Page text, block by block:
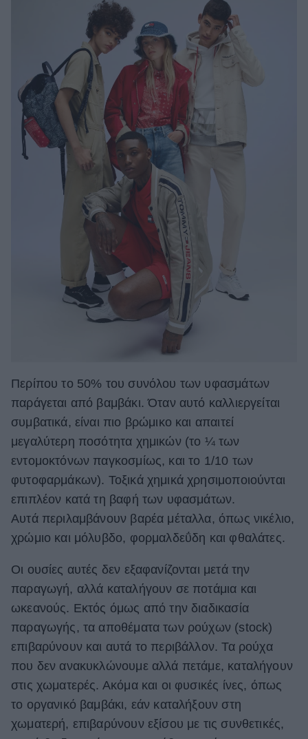
Περίπου το 50% του συνόλου των υφασμάτων
παράγεται από βαμβάκι. Όταν αυτό καλλιεργείται
συμβατικά, είναι πιο βρώμικο και απαιτεί
μεγαλύτερη ποσότητα χημικών (το ¼ των
εντομοκτόνων παγκοσμίως, και το 1/10 των
φυτοφαρμάκων). Τοξικά χημικά χρησιμοποιούνται
επιπλέον κατά τη βαφή των υφασμάτων.
Αυτά περιλαμβάνουν βαρέα μέταλλα, όπως νικέλιο,
χρώμιο και μόλυβδο, φορμαλδεΰδη και φθαλάτες.
Οι ουσίες αυτές δεν εξαφανίζονται μετά την
παραγωγή, αλλά καταλήγουν σε ποτάμια και
ωκεανούς. Εκτός όμως από την διαδικασία
παραγωγής, τα αποθέματα των ρούχων (stock)
επιβαρύνουν και αυτά το περιβάλλον. Τα ρούχα
που δεν ανακυκλώνουμε αλλά πετάμε, καταλήγουν
στις χωματερές. Ακόμα και οι φυσικές ίνες, όπως
το οργανικό βαμβάκι, εάν καταλήξουν στη
χωματερή, επιβαρύνουν εξίσου με τις συνθετικές,